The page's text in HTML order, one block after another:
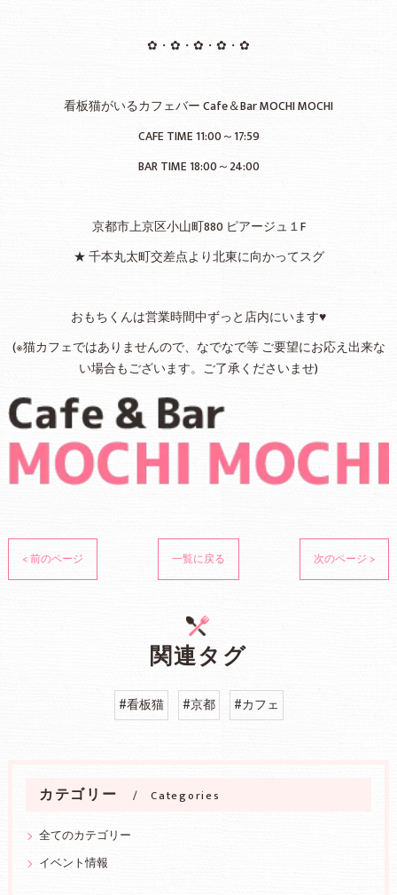
✿・✿・✿・✿・✿
看板猫がいるカフェバー Cafe＆Bar MOCHI MOCHI
CAFE TIME 11:00～17:59
BAR TIME 18:00～24:00
京都市上京区小山町880 ピアージュ１F
★ 千本丸太町交差点より北東に向かってスグ
おもちくんは営業時間中ずっと店内にいます♥
(※猫カフェではありませんので、なでなで等 ご要望にお応え出来な
い場合もございます。ご了承くださいませ)
< 前のページ 一覧に戻る 次のページ >
関連タグ
#看板猫 #京都 #カフェ
カテゴリー Categories
全てのカテゴリー
イベント情報